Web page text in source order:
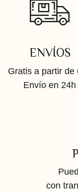
ENVÍOS
Gratis a partir de
Envío en 24h
con